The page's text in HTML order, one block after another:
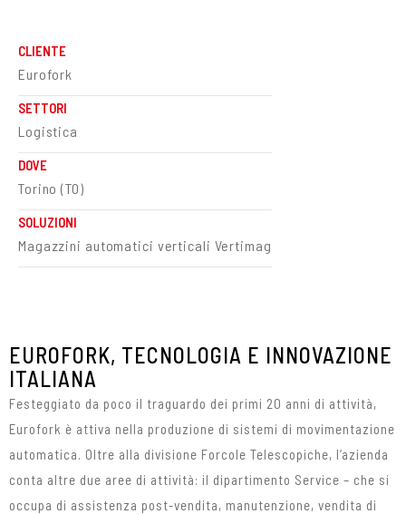
CLIENTE
Eurofork
SETTORI
Logistica
DOVE
Torino (TO)
SOLUZIONI
Magazzini automatici verticali Vertimag
EUROFORK, TECNOLOGIA E INNOVAZIONE
ITALIANA
Festeggiato da poco il traguardo dei primi 20 anni di attività,
Eurofork è attiva nella produzione di sistemi di movimentazione
automatica. Oltre alla divisione Forcole Telescopiche, l’azienda
conta altre due aree di attività: il dipartimento Service – che si
occupa di assistenza post-vendita, manutenzione, vendita di